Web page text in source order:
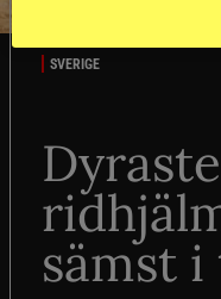
SVERIGE
Dyraste
sämst